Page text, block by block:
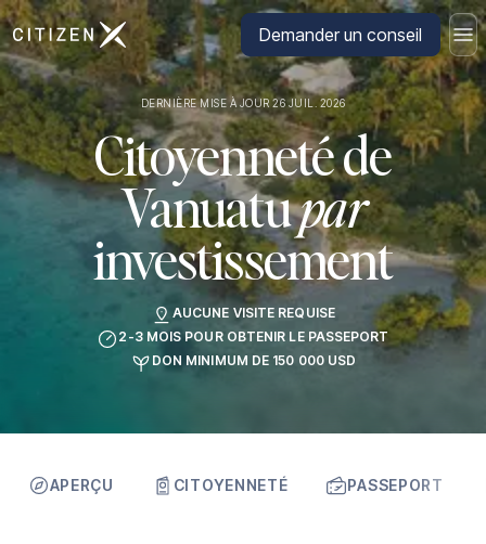
Aller à la page d'accueil de CitizenXDemander un conseil
DERNIÈRE MISE À JOUR 26 JUIL. 2026
Citoyenneté de
Vanuatupar
investissement
AUCUNE VISITE REQUISE
2-3 MOIS POUR OBTENIR LE PASSEPORT
DON MINIMUM DE 150 000 USD
APERÇU CITOYENNETÉ PASSEPORT